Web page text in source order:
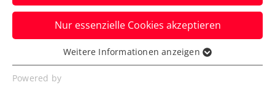
Rollstuhltennis ist eine der
beliebtesten
Nur essenzielle Cookies akzeptieren
Essenziell
Essenzielle Cookies werden für grundlegende
Weitere Informationen anzeigen
Powered by